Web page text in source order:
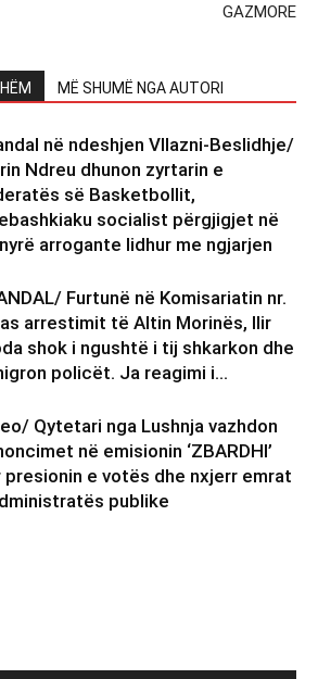
GAZMORE
MË SHUMË NGA AUTORI
në ndeshjen Vllazni-Beslidhje/
Ndreu dhunon zyrtarin e
së Basketbollit,
socialist përgjigjet në
arrogante lidhur me ngjarjen
Furtunë në Komisariatin nr.
arrestimit të Altin Morinës, Ilir
shok i ngushtë i tij shkarkon dhe
policët. Ja reagimi i...
Qytetari nga Lushnja vazhdon
në emisionin ‘ZBARDHI’
presionin e votës dhe nxjerr emrat
publike